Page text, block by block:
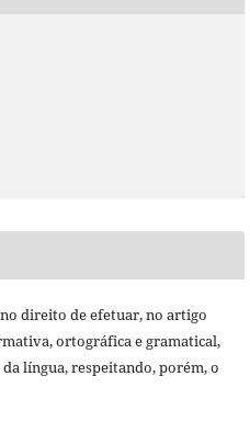
direito de efetuar, no artigo
ortográfica e gramatical,
língua, respeitando, porém, o